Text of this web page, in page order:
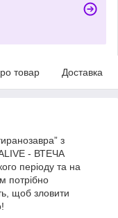
товар Доставка
з
- ВТЕЧА
періоду та на
потрібно
щоб зловити